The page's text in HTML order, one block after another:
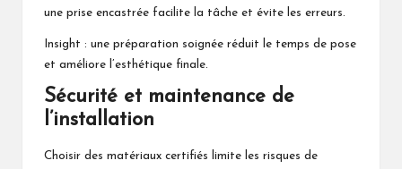
une prise encastrée facilite la tâche et évite les erreurs.
Insight : une préparation soignée réduit le temps de pose
et améliore l’esthétique finale.
Sécurité et maintenance de
l’installation
Choisir des matériaux certifiés limite les risques de